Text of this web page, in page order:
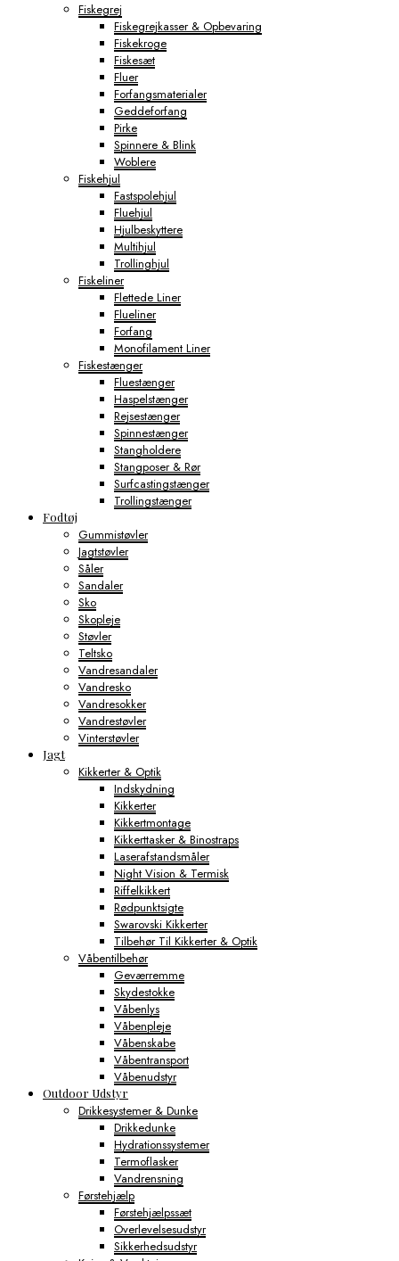
Fiskegrej
Fiskegrejkasser & Opbevaring
Fiskekroge
Fiskesæt
Fluer
Forfangsmaterialer
Geddeforfang
Pirke
Spinnere & Blink
Woblere
Fiskehjul
Fastspolehjul
Fluehjul
Hjulbeskyttere
Multihjul
Trollinghjul
Fiskeliner
Flettede Liner
Flueliner
Forfang
Monofilament Liner
Fiskestænger
Fluestænger
Haspelstænger
Rejsestænger
Spinnestænger
Stangholdere
Stangposer & Rør
Surfcastingstænger
Trollingstænger
Fodtøj
Gummistøvler
Jagtstøvler
Såler
Sandaler
Sko
Skopleje
Støvler
Teltsko
Vandresandaler
Vandresko
Vandresokker
Vandrestøvler
Vinterstøvler
Jagt
Kikkerter & Optik
Indskydning
Kikkerter
Kikkertmontage
Kikkerttasker & Binostraps
Laserafstandsmåler
Night Vision & Termisk
Riffelkikkert
Rødpunktsigte
Swarovski Kikkerter
Tilbehør Til Kikkerter & Optik
Våbentilbehør
Geværremme
Skydestokke
Våbenlys
Våbenpleje
Våbenskabe
Våbentransport
Våbenudstyr
Outdoor Udstyr
Drikkesystemer & Dunke
Drikkedunke
Hydrationssystemer
Termoflasker
Vandrensning
Førstehjælp
Førstehjælpssæt
Overlevelsesudstyr
Sikkerhedsudstyr